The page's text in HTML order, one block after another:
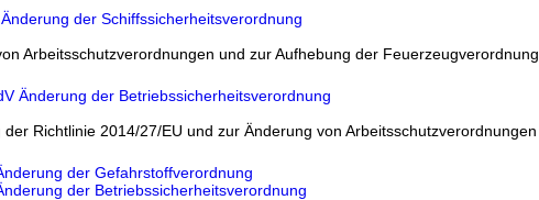
der Schiffssicherheitsverordnung
Arbeitsschutzverordnungen und zur Aufhebung der Feuerzeugverordnung
Änderung der Betriebssicherheitsverordnung
Richtlinie 2014/27/EU und zur Änderung von Arbeitsschutzverordnungen
der Gefahrstoffverordnung
der Betriebssicherheitsverordnung